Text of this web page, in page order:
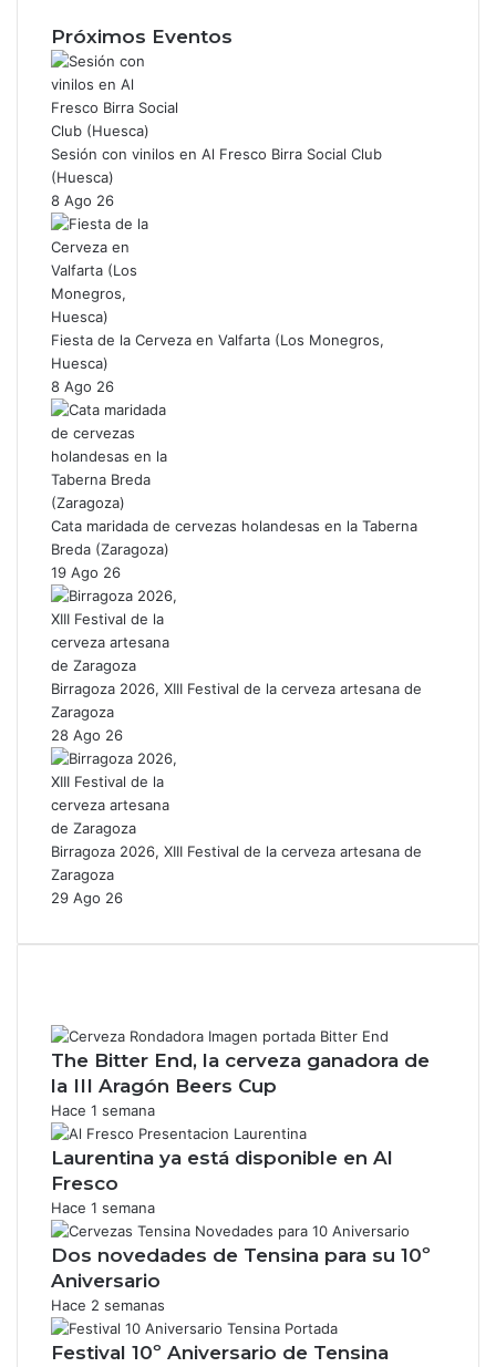
Próximos Eventos
Sesión con vinilos en Al Fresco Birra Social Club
(Huesca)
8 Ago 26
Fiesta de la Cerveza en Valfarta (Los Monegros,
Huesca)
8 Ago 26
Cata maridada de cervezas holandesas en la Taberna
Breda (Zaragoza)
19 Ago 26
Birragoza 2026, XIII Festival de la cerveza artesana de
Zaragoza
28 Ago 26
Birragoza 2026, XIII Festival de la cerveza artesana de
Zaragoza
29 Ago 26
The Bitter End, la cerveza ganadora de
la III Aragón Beers Cup
Hace 1 semana
Laurentina ya está disponible en Al
Fresco
Hace 1 semana
Dos novedades de Tensina para su 10º
Aniversario
Hace 2 semanas
Festival 10º Aniversario de Tensina